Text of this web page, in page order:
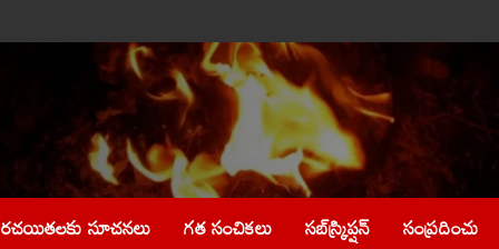
రచయితలకు సూచనలు గత సంచికలు సబ్‌స్క్రిప్షన్ సంప్రదించు